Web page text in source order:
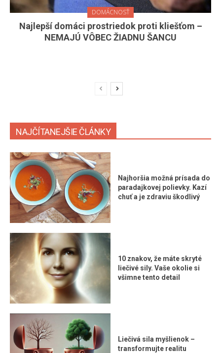
DOMÁCNOSŤ
Najlepší domáci prostriedok proti kliešťom –
NEMAJÚ VÔBEC ŽIADNU ŠANCU
NAJČÍTANEJŠIE ČLÁNKY
Najhoršia možná prísada do
paradajkovej polievky. Kazí
chuť a je zdraviu škodlivý
10 znakov, že máte skryté
liečivé sily. Vaše okolie si
všimne tento detail
Liečivá sila myšlienok –
transformujte realitu